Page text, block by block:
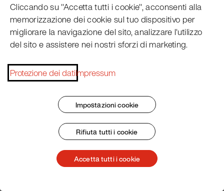
Subscribe Pacojet Newsletter
Would you like to be regularly updated on news, event
Termini e condizioni generali
Protezione dei dati
Cliccando su "Accetta tutti i cookie", acconsenti alla
memorizzazione dei cookie sul tuo dispositivo per
migliorare la navigazione del sito, analizzare l'utilizzo
del sito e assistere nei nostri sforzi di marketing.
Protezione dei datiImpressum
Impostazioni cookie
Rifiuta tutti i cookie
Accetta tutti i cookie